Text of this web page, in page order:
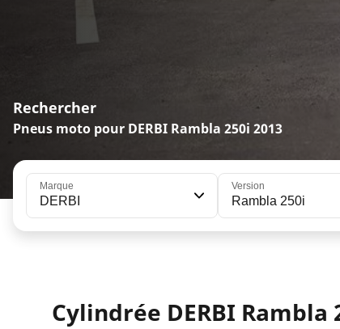
Rechercher
Pneus moto pour DERBI Rambla 250i 2013
Marque
DERBI
Version
Rambla 250i
Cylindrée DERBI Rambla